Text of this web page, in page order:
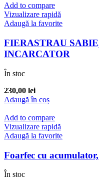
Add to compare
Vizualizare rapidă
Adaugă la favorite
FIERASTRAU
INCARCATOR
În stoc
230,00 lei
Adaugă în coș
Add to compare
Vizualizare rapidă
Adaugă la favorite
Foarfec cu
În stoc